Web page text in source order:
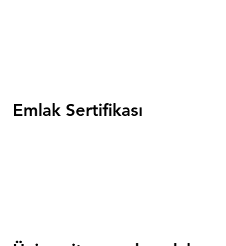
Emlak Sertifikası